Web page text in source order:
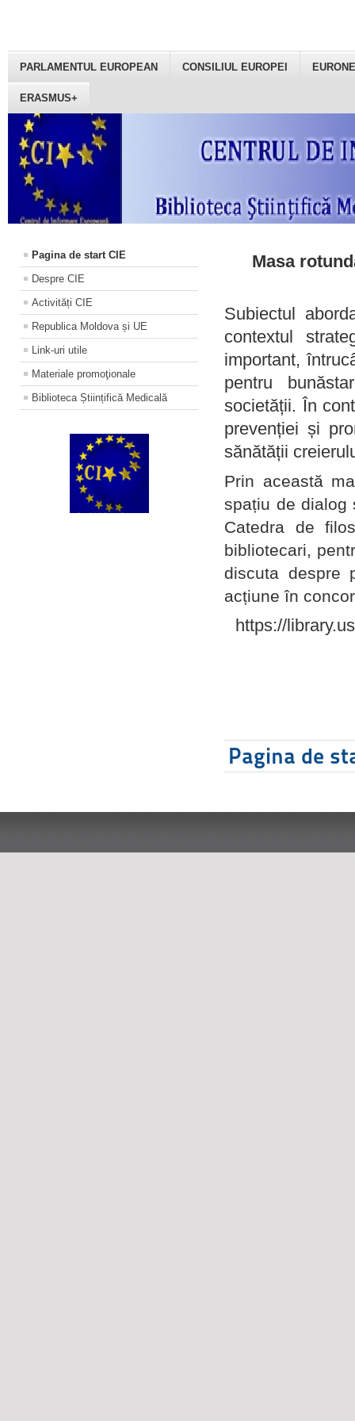
PARLAMENTUL EUROPEAN CONSILIUL EUROPEI
ERASMUS+
Pagina de start CIE
Despre CIE
Activități CIE
Republica Moldova și UE
Link-uri utile
Materiale promoţionale
Biblioteca Științifică Medicală
Masa
Subiectul
contextul
important,
pentru
societății. În
prevenției și
sănătății
Prin această
spațiu de dialog
Catedra de
bibliotecari,
discuta despre
acțiune în
https://
Pagina de